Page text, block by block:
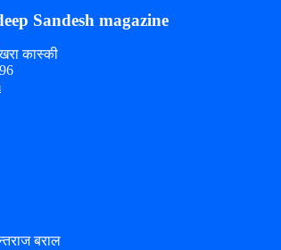
Sandesh magazine
कास्की
बराल